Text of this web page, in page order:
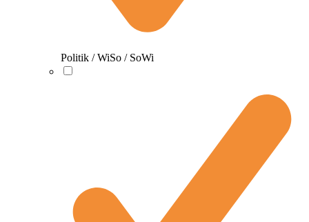
Politik / WiSo / SoWi